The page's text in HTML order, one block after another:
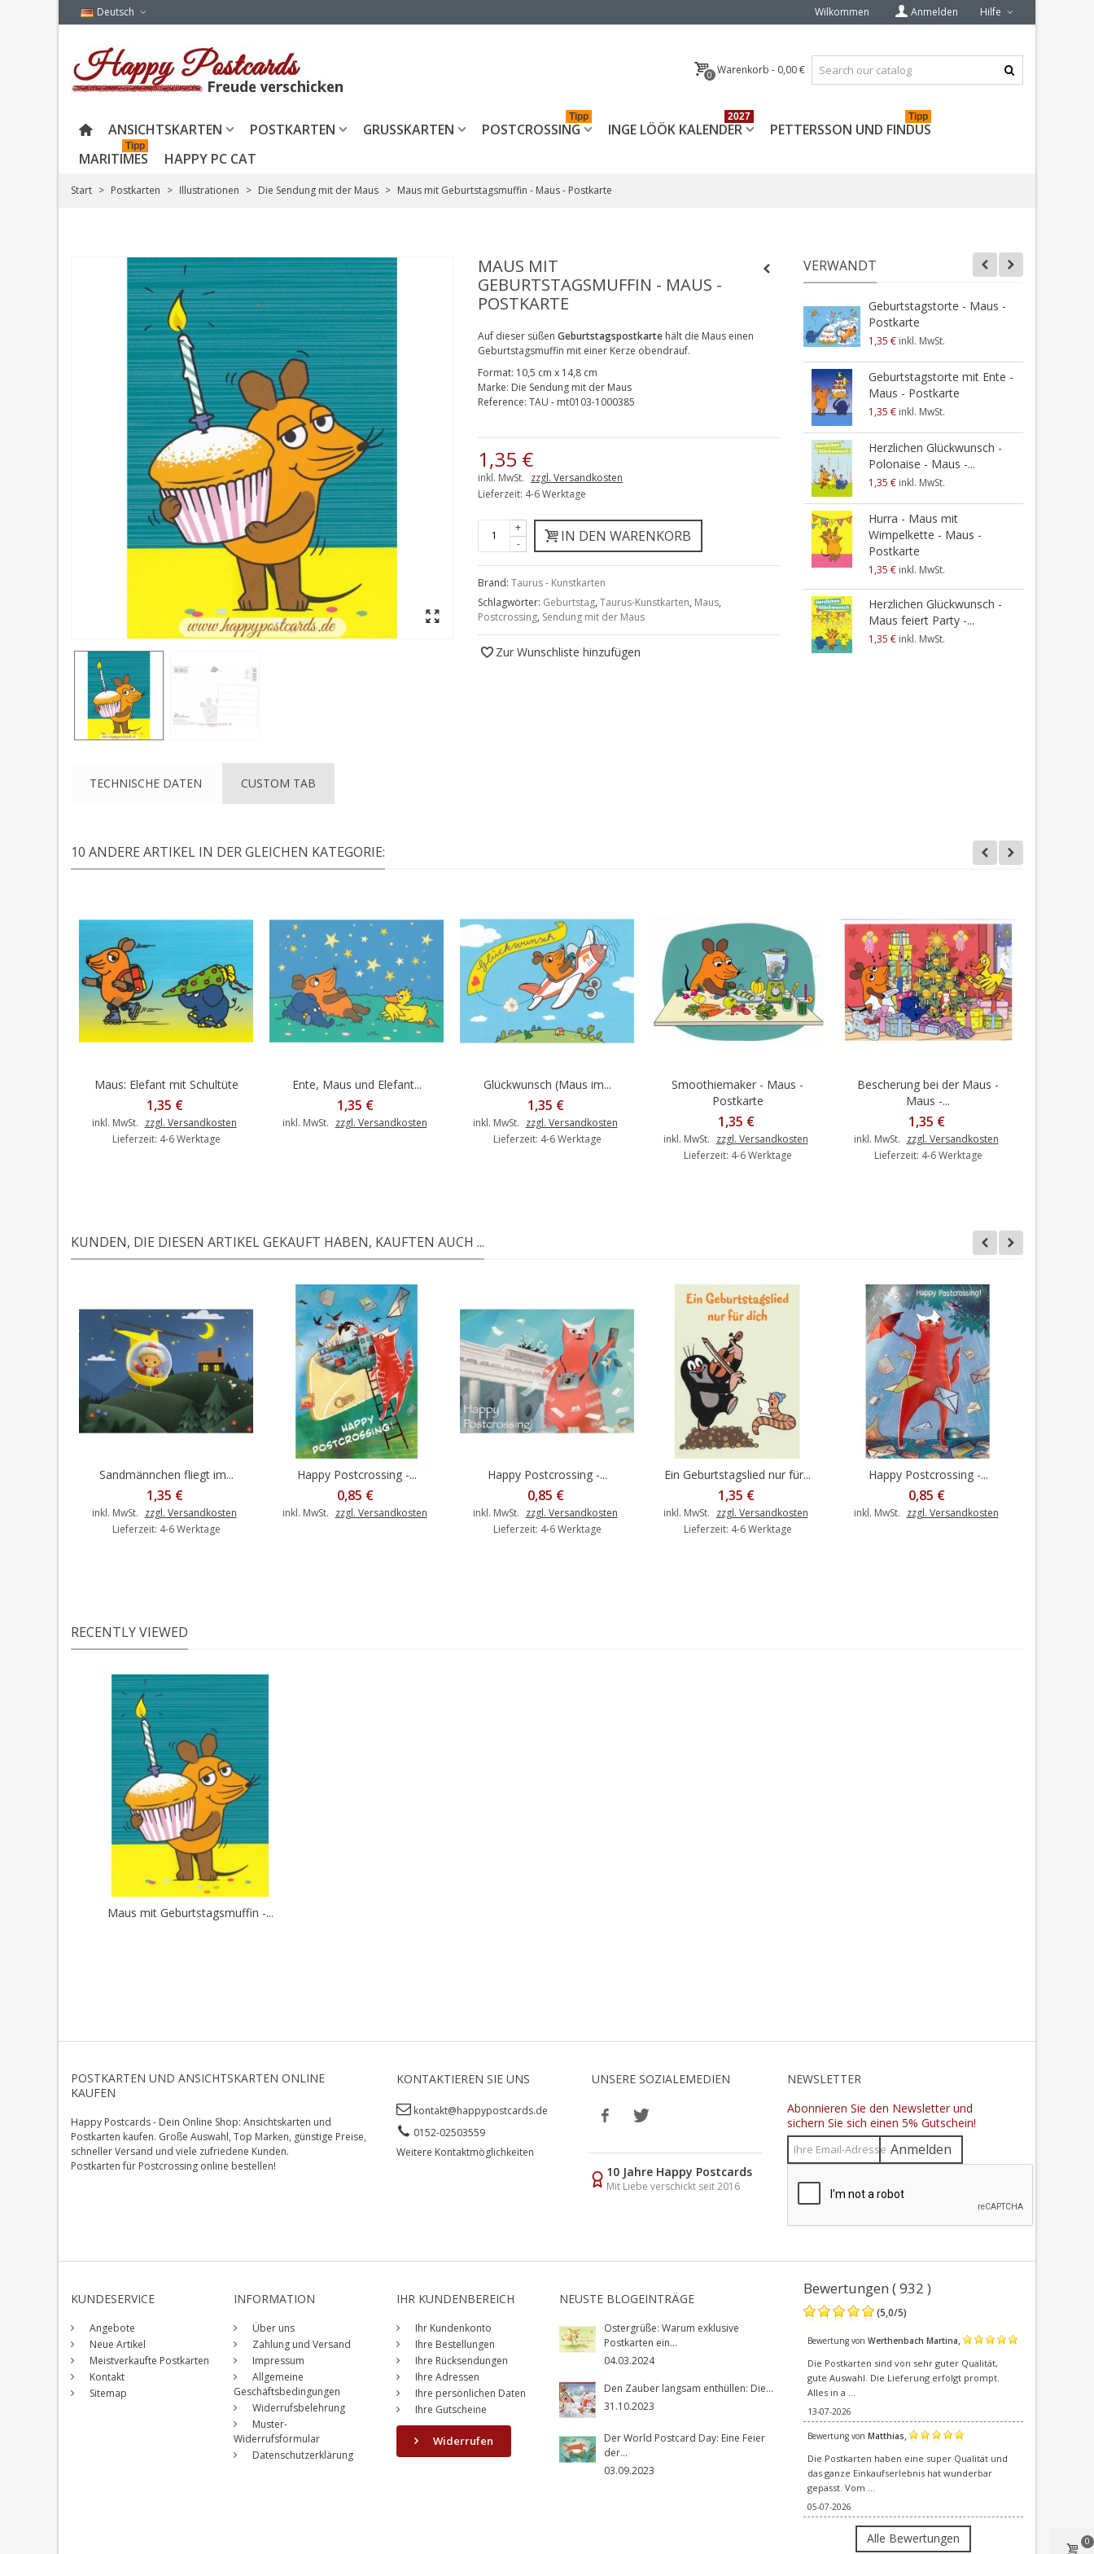
Deutsch Wilkommen Anmelden Hilfe
0 Warenkorb - 0,00 €
ANSICHTSKARTEN POSTKARTEN GRUSSKARTEN POSTCROSSING
Tipp
INGE LÖÖK KALENDER
2027
PETTERSSON UND FINDUS
Tipp
MARITIMES
Tipp
HAPPY PC CAT
Start > Postkarten > Illustrationen > Die Sendung mit der Maus > Maus mit Geburtstagsmuffin - Maus - Postkarte
MAUS MIT
GEBURTSTAGSMUFFIN - MAUS -
POSTKARTE
Auf dieser süßen Geburtstagspostkarte hält die Maus einen
Geburtstagsmuffin mit einer Kerze obendrauf.
Format: 10,5 cm x 14,8 cm
Marke: Die Sendung mit der Maus
Reference: TAU - mt0103-1000385
1,35 €
inkl. MwSt. zzgl. Versandkosten
Lieferzeit: 4-6 Werktage
-
+ IN DEN WARENKORB
Brand: Taurus - Kunstkarten
Schlagwörter: Geburtstag, Taurus-Kunstkarten, Maus,
Postcrossing, Sendung mit der Maus
Zur Wunschliste hinzufügen
VERWANDT
Geburtstagstorte - Maus -
Postkarte
1,35 € inkl. MwSt.
Geburtstagstorte mit Ente -
Maus - Postkarte
1,35 € inkl. MwSt.
Herzlichen Glückwunsch -
Polonaise - Maus -...
1,35 € inkl. MwSt.
Hurra - Maus mit
Wimpelkette - Maus -
Postkarte
1,35 € inkl. MwSt.
Herzlichen Glückwunsch -
Maus feiert Party -...
1,35 € inkl. MwSt.
TECHNISCHE DATEN CUSTOM TAB
10 ANDERE ARTIKEL IN DER GLEICHEN KATEGORIE:
In den Warenkorb
Maus: Elefant mit Schultüte
1,35 €
inkl. MwSt. zzgl. Versandkosten
Lieferzeit: 4-6 Werktage
Ente, Maus und Elefant...
1,35 €
inkl. MwSt. zzgl. Versandkosten
In den Warenkorb
Glückwunsch (Maus im...
1,35 €
inkl. MwSt. zzgl. Versandkosten
Lieferzeit: 4-6 Werktage
In den Warenkorb
Smoothiemaker - Maus -
Postkarte
1,35 €
inkl. MwSt. zzgl. Versandkosten
Lieferzeit: 4-6 Werktage
In den Warenkorb
Bescherung bei der Maus -
Maus -...
1,35 €
inkl. MwSt. zzgl. Versandkosten
Lieferzeit: 4-6 Werktage
KUNDEN, DIE DIESEN ARTIKEL GEKAUFT HABEN, KAUFTEN AUCH ...
In den Warenkorb
Sandmännchen fliegt im...
1,35 €
inkl. MwSt. zzgl. Versandkosten
Lieferzeit: 4-6 Werktage
Happy Postcrossing -...
0,85 €
inkl. MwSt. zzgl. Versandkosten
In den Warenkorb
Happy Postcrossing -...
0,85 €
inkl. MwSt. zzgl. Versandkosten
Lieferzeit: 4-6 Werktage
In den Warenkorb
Ein Geburtstagslied nur für...
1,35 €
inkl. MwSt. zzgl. Versandkosten
Lieferzeit: 4-6 Werktage
Happy Postcrossing -...
0,85 €
inkl. MwSt. zzgl. Versandkosten
RECENTLY VIEWED
Maus mit Geburtstagsmuffin -...
POSTKARTEN UND ANSICHTSKARTEN ONLINE
KAUFEN
Happy Postcards - Dein Online Shop: Ansichtskarten und
Postkarten kaufen. Große Auswahl, Top Marken, günstige Preise,
schneller Versand und viele zufriedene Kunden.
Postkarten für Postcrossing online bestellen!
KONTAKTIEREN SIE UNS
kontakt@happypostcards.de
0152-02503559
Weitere Kontaktmöglichkeiten
UNSERE SOZIALEMEDIEN
10 Jahre Happy Postcards
Mit Liebe verschickt seit 2016
NEWSLETTER
Abonnieren Sie den Newsletter und
sichern Sie sich einen 5% Gutschein!
Anmelden
KUNDESERVICE
Angebote
Neue Artikel
Meistverkaufte Postkarten
Kontakt
Sitemap
INFORMATION
Über uns
Zahlung und Versand
Impressum
Allgemeine
Geschäftsbedingungen
Widerrufsbelehrung
Muster-
Widerrufsformular
Datenschutzerklärung
IHR KUNDENBEREICH
Ihr Kundenkonto
Ihre Bestellungen
Ihre Rücksendungen
Ihre Adressen
Ihre persönlichen Daten
Ihre Gutscheine
Widerrufen
NEUSTE BLOGEINTRÄGE
Ostergrüße: Warum exklusive
Postkarten ein...
04.03.2024
Den Zauber langsam enthüllen: Die...
31.10.2023
Der World Postcard Day: Eine Feier
der...
03.09.2023
Bewertungen ( 932 )
(5,0/5)
Bewertung von Werthenbach Martina,
Die Postkarten sind von sehr guter Qualität,
gute Auswahl. Die Lieferung erfolgt prompt.
Alles in a ...
13-07-2026
Bewertung von Matthias,
Die Postkarten haben eine super Qualität und
das ganze Einkaufserlebnis hat wunderbar
gepasst. Vom ...
05-07-2026
Alle Bewertungen 0